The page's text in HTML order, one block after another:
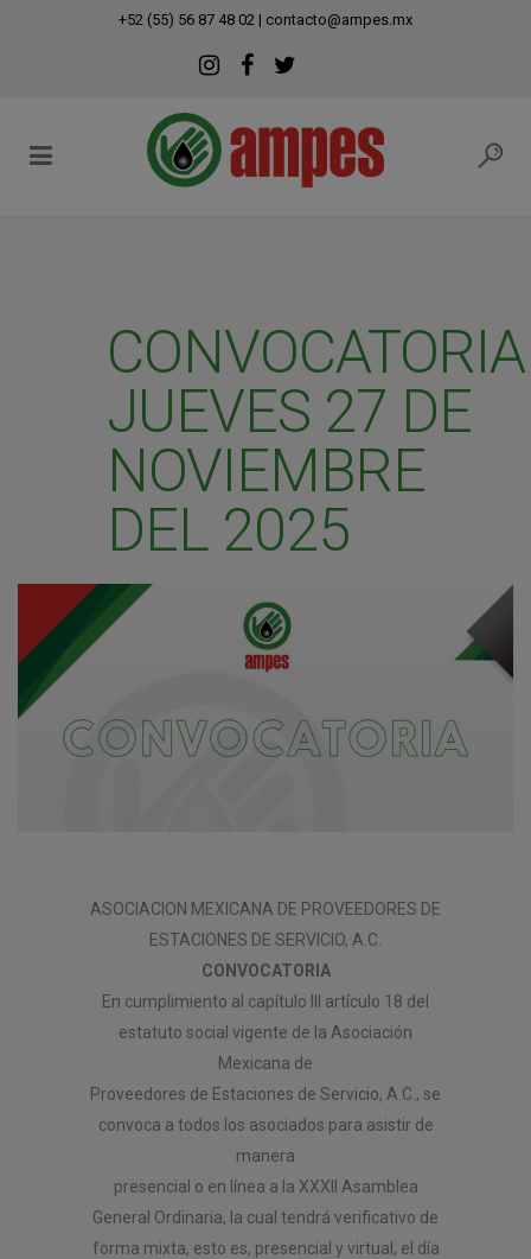
+52 (55) 56 87 48 02 | contacto@ampes.mx
CONVOCATORIA
JUEVES 27 DE
NOVIEMBRE
DEL 2025
ASOCIACION MEXICANA DE PROVEEDORES DE
ESTACIONES DE SERVICIO, A.C.
CONVOCATORIA
En cumplimiento al capítulo III artículo 18 del
estatuto social vigente de la Asociación
Mexicana de
Proveedores de Estaciones de Servicio, A.C., se
convoca a todos los asociados para asistir de
manera
presencial o en línea a la XXXII Asamblea
General Ordinaria, la cual tendrá verificativo de
forma mixta, esto es, presencial y virtual, el día
modal-check